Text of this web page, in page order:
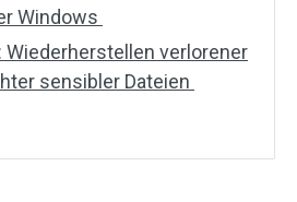
Windows
Wiederherstellen verlorener
sensibler Dateien